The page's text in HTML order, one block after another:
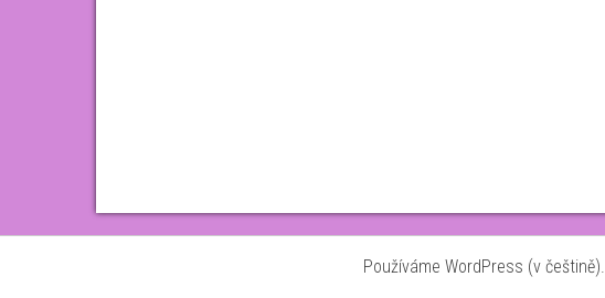
Používáme WordPress (v češtině).